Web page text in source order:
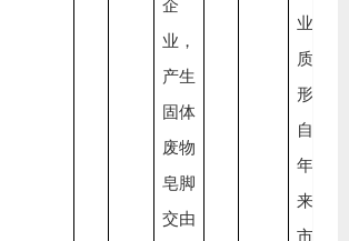
企
业，
产生
固体
废物
皂脚
交由
业的资
质”情
形。
自
年以
来，师
市生态